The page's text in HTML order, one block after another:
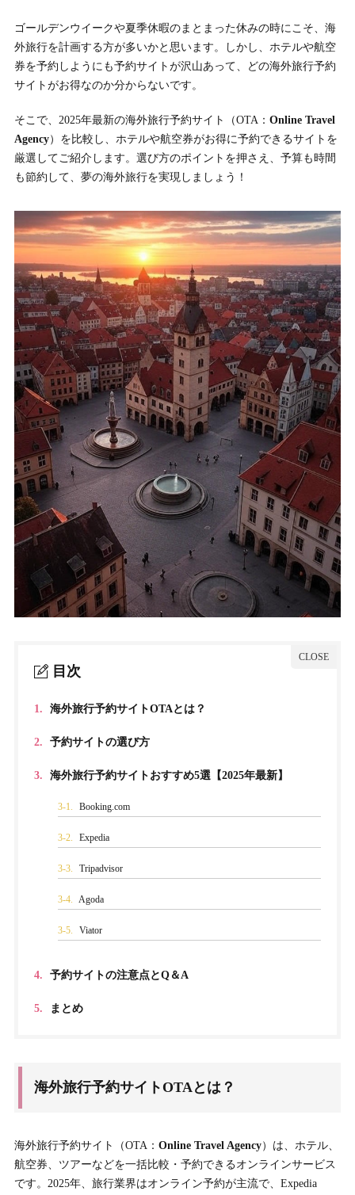
ゴールデンウイークや夏季休暇のまとまった休みの時にこそ、海
外旅行を計画する方が多いかと思います。しかし、ホテルや航空
券を予約しようにも予約サイトが沢山あって、どの海外旅行予約
サイトがお得なのか分からないです。
そこで、2025年最新の海外旅行予約サイト（OTA： Online Travel
Agency）を比較し、ホテルや航空券がお得に予約できるサイトを
厳選してご紹介します。選び方のポイントを押さえ、予算も時間
も節約して、夢の海外旅行を実現しましょう！
目次
1. 海外旅行予約サイトOTAとは？
2. 予約サイトの選び方
3. 海外旅行予約サイトおすすめ5選【2025年最新】
3-1. Booking.com
3-2. Expedia
3-3. Tripadvisor
3-4. Agoda
3-5. Viator
4. 予約サイトの注意点とQ＆A
5. まとめ
海外旅行予約サイトOTAとは？
海外旅行予約サイト（OTA： Online Travel Agency）は、ホテル、
航空券、ツアーなどを一括比較・予約できるオンラインサービス
です。2025年、旅行業界はオンライン予約が主流で、Expedia